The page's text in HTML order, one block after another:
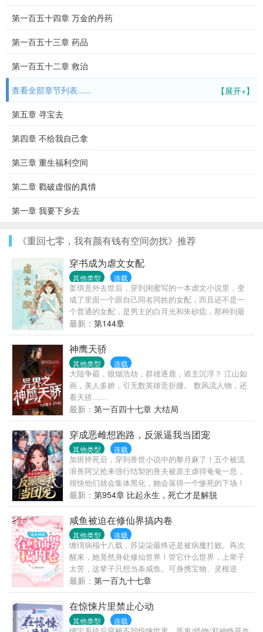
第一百五十四章 万金的丹药
第一百五十三章 药品
第一百五十二章 救治
【展开+】
查看全部章节列表......
第五章 寻宝去
第四章 不给我自己拿
第三章 重生福利空间
第二章 戳破虚假的真情
第一章 我要下乡去
《重回七零，我有颜有钱有空间勿扰》推荐
穿书成为虐文女配
其他类型 连载
姜琪意外去世后，穿到闺蜜写的一本虐文小说里，变
成了里面一个跟自己同名同姓的女配，而且还不是一
个普通的女配，是男主的白月光和朱砂痣，那种到最
后必死的角色。而为了保证世界不会崩塌姜琪任务也
就只有两个：第一维护好人设并走完剧情。第二必须
确保男女主...
最新： 第144章
神鹰天骄
其他类型 连载
大陆争霸，狼烟浩劫，群雄逐鹿，谁主沉浮？ 江山如
画，美人多娇，引无数英雄竞折腰。 数风流人物，还
看天骄……
最新： 第一百四十七章 大结局
穿成恶雌想跑路，反派逼我当团宠
其他类型 连载
加班猝死后，穿到兽世小说中的黎月麻了！五个被流
浪兽阿父抢来强行结契的兽夫被原主虐得奄奄一息，
很快他们就会集体黑化，她会落得一个惨死的下场！
她连夜想好计划，打算找战力天花板阿父投奔、跟反
派们滴血解契划清界限！她利用随身空间，忙着攒兽
晶，种植物，搞生存时，几个反派兽夫看她的目光越
来越不对劲。桀骜剧毒白蛇用蛇尾缠住她，目光深
情：月月，我活着的一天休想和我解契。貌美人鱼搂
上她的腰，嗓音蛊惑：我唱歌给你听，不要抛弃我。
黑鬃毛雄狮低下头颅，蹭她的脸：黎月，只要你不离
开我，我都命都给你。妩媚赤狐缠上她，吐气如兰：
你之前对我做的，我要加倍从你身上讨回来。清冷祭
司仙鹤俯身看她：我不管你是谁，来自哪里，只有你
是我唯一的雌主。黎月：诶？你们不是因为强行结契
而恨我吗？都要解契了，怎么又不愿意了？
最新： 第954章 比起永生，死亡才是解脱
咸鱼被迫在修仙界搞内卷
其他类型 连载
缠绵病榻十八载，苏柒柒最终还是被病魔打败。再次
醒来，她竟然身处修仙世界！管它什么世界，上辈子
太苦，这辈子只想当条咸鱼。可身携宝物、灵根逆
天，被各各路人马觊觎，再咸鱼下去她真成了盘中餐
了。卷卷卷，炼丹颗颗达九品！卷卷卷，炼器把把出
神兵！卷卷卷...
最新： 第一百九十七章
在惊悚片里禁止心动
其他类型 连载